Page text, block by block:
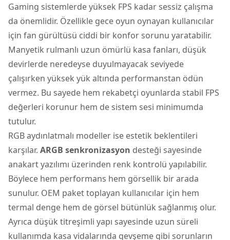
Gaming sistemlerde yüksek FPS kadar sessiz çalışma
da önemlidir. Özellikle gece oyun oynayan kullanıcılar
için fan gürültüsü ciddi bir konfor sorunu yaratabilir.
Manyetik rulmanlı uzun ömürlü kasa fanları, düşük
devirlerde neredeyse duyulmayacak seviyede
çalışırken yüksek yük altında performanstan ödün
vermez. Bu sayede hem rekabetçi oyunlarda stabil FPS
değerleri korunur hem de sistem sesi minimumda
tutulur.
RGB aydınlatmalı modeller ise estetik beklentileri
karşılar. ARGB senkronizasyon desteği sayesinde
anakart yazılımı üzerinden renk kontrolü yapılabilir.
Böylece hem performans hem görsellik bir arada
sunulur. OEM paket toplayan kullanıcılar için hem
termal denge hem de görsel bütünlük sağlanmış olur.
Ayrıca düşük titreşimli yapı sayesinde uzun süreli
kullanımda kasa vidalarında gevşeme gibi sorunların